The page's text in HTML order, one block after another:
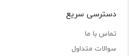
دسترسی سریع
تماس با ما
سوالات متداول